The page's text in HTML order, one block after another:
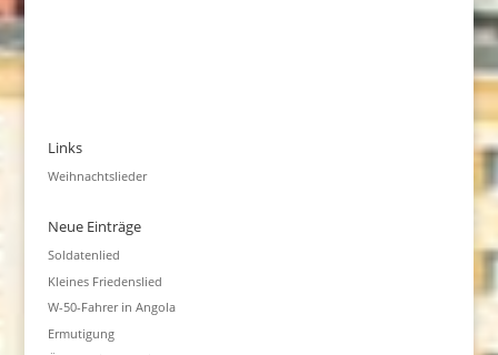
Links
Weihnachtslieder
Neue Einträge
Soldatenlied
Kleines Friedenslied
W-50-Fahrer in Angola
Ermutigung